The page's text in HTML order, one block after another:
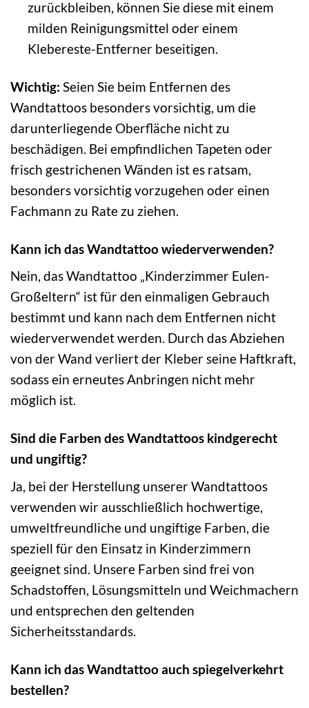
zurückbleiben, können Sie diese mit einem
milden Reinigungsmittel oder einem
Klebereste-Entferner beseitigen.
Wichtig: Seien Sie beim Entfernen des
Wandtattoos besonders vorsichtig, um die
darunterliegende Oberfläche nicht zu
beschädigen. Bei empfindlichen Tapeten oder
frisch gestrichenen Wänden ist es ratsam,
besonders vorsichtig vorzugehen oder einen
Fachmann zu Rate zu ziehen.
Kann ich das Wandtattoo wiederverwenden?
Nein, das Wandtattoo „Kinderzimmer Eulen-
Großeltern“ ist für den einmaligen Gebrauch
bestimmt und kann nach dem Entfernen nicht
wiederverwendet werden. Durch das Abziehen
von der Wand verliert der Kleber seine Haftkraft,
sodass ein erneutes Anbringen nicht mehr
möglich ist.
Sind die Farben des Wandtattoos kindgerecht
und ungiftig?
Ja, bei der Herstellung unserer Wandtattoos
verwenden wir ausschließlich hochwertige,
umweltfreundliche und ungiftige Farben, die
speziell für den Einsatz in Kinderzimmern
geeignet sind. Unsere Farben sind frei von
Schadstoffen, Lösungsmitteln und Weichmachern
und entsprechen den geltenden
Sicherheitsstandards.
Kann ich das Wandtattoo auch spiegelverkehrt
bestellen?